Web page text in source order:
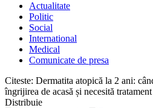
Actualitate
Politic
Social
International
Medical
Comunicate de presa
Citeste: Dermatita atopică la 2 ani:
îngrijirea de acasă și necesită tratament
Distribuie